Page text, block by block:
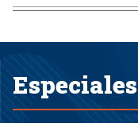
Especiales